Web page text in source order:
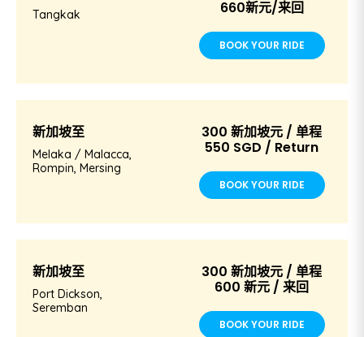
Tangkak
660新元/来回
BOOK YOUR RIDE
新加坡至
Melaka / Malacca,
Rompin, Mersing
300 新加坡元 / 单程
550 SGD / Return
BOOK YOUR RIDE
新加坡至
Port Dickson,
Seremban
300 新加坡元 / 单程
600 新元 / 来回
BOOK YOUR RIDE